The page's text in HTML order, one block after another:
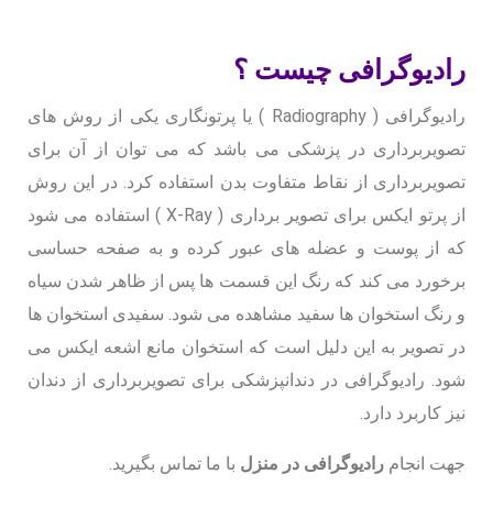
رادیوگرافی چیست ؟
رادیوگرافی ( Radiography ) یا پرتونگاری یکی از روش های
تصویربرداری در پزشکی می باشد که می توان از آن برای
تصویربرداری از نقاط متفاوت بدن استفاده کرد. در این روش
از پرتو ایکس برای تصویر برداری ( X-Ray ) استفاده می شود
که از پوست و عضله های عبور کرده و به صفحه حساسی
برخورد می کند که رنگ این قسمت ها پس از ظاهر شدن سیاه
و رنگ استخوان ها سفید مشاهده می شود. سفیدی استخوان ها
در تصویر به این دلیل است که استخوان مانع اشعه ایکس می
شود. رادیوگرافی در دندانپزشکی برای تصویربرداری از دندان
نیز کاربرد دارد.
جهت انجام رادیوگرافی در منزل با ما تماس بگیرید.